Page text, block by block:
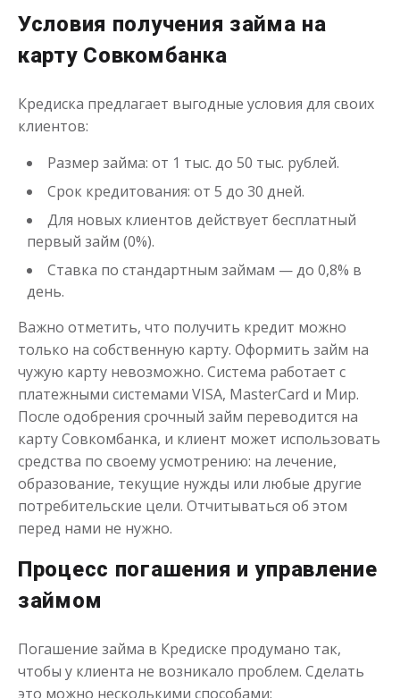
Сумма до50 000
Срок от 1до 21 дня
Деньги до зарплаты
Сумма до50 000 ₽
до 21 дня
Получить
Условия получения займа на
карту Совкомбанка
Кредиска предлагает выгодные условия для своих
клиентов:
Размер займа: от 1 тыс. до 50 тыс. рублей.
Срок кредитования: от 5 до 30 дней.
Для новых клиентов действует бесплатный
первый займ (0%).
Ставка по стандартным займам — до 0,8% в
день.
Важно отметить, что получить кредит можно
только на собственную карту. Оформить займ на
чужую карту невозможно. Система работает с
платежными системами VISA, MasterCard и Мир.
После одобрения срочный займ переводится на
карту Совкомбанка, и клиент может использовать
средства по своему усмотрению: на лечение,
образование, текущие нужды или любые другие
потребительские цели. Отчитываться об этом
перед нами не нужно.
Процесс погашения и управление
займом
Погашение займа в Кредиске продумано так,
чтобы у клиента не возникало проблем. Сделать
это можно несколькими способами: